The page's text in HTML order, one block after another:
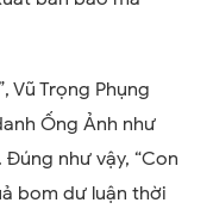
Vũ Trọng Phụng
Ống Ảnh như
như vậy, “Con
bom dư luận thời